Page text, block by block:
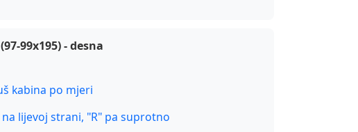
99x195) - desna
kabina po mjeri
lijevoj strani, "R" pa suprotno